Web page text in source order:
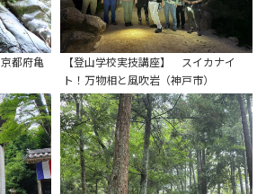
都府亀
【登山学校実技講座】 スイカナイ
ト！万物相と風吹岩（神戸市）